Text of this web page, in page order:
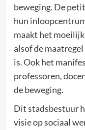
beweging. De
hun
maakt het
alsof de
is. Ook het
professoren,
de beweging.
Dit stadsbestuur
visie op sociaal